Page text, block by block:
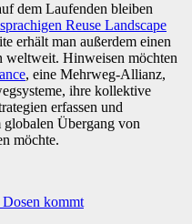
dem Laufenden bleiben
Reuse Landscape
erhält man außerdem einen
Hinweisen möchten
, eine Mehrweg-Allianz,
ihre kollektive
erfassen und
globalen Übergang von
möchte.
kommt